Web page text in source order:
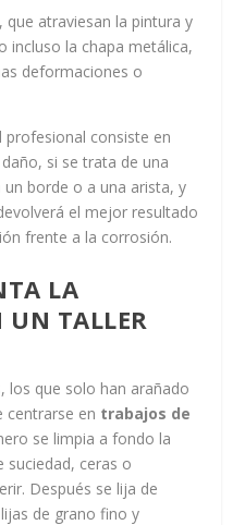
atraviesan la pintura y
incluso la chapa metálica,
deformaciones o
consiste en
si se trata de una
borde o a una arista, y
el mejor resultado
frente a la corrosión.
LA
UN TALLER
los que solo han arañado
centrarse en trabajos de
se limpia a fondo la
suciedad, ceras o
Después se lija de
de grano fino y